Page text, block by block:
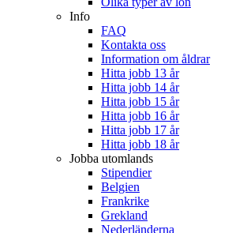
Info
FAQ
Kontakta oss
Information om åldrar
Hitta jobb 13 år
Hitta jobb 14 år
Hitta jobb 15 år
Hitta jobb 16 år
Hitta jobb 17 år
Hitta jobb 18 år
Jobba utomlands
Stipendier
Belgien
Frankrike
Grekland
Nederländerna